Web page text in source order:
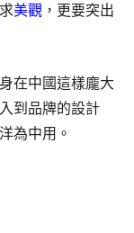
美觀 ，更要突出
在中國這樣龐大
到品牌的設計
為中用。